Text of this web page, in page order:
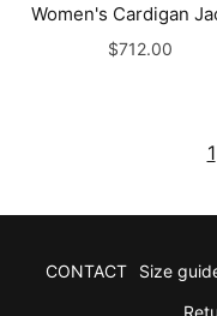
Women's Cardigan
$712.00
1
CONTACT Size